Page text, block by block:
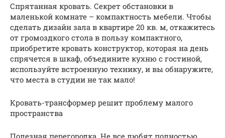
Спрятанная кровать. Секрет обстановки в
маленькой комнате – компактность мебели. Чтобы
сделать дизайн зала в квартире 20 кв. м, откажитесь
от громоздкого стола в пользу компактного,
приобретите кровать конструктор, которая на день
спрячется в шкаф, объедините кухню с гостиной,
используйте встроенную технику, и вы обнаружите,
что места в студии не так мало!
Кровать-трансформер решит проблему малого
пространства
Полезная перегородка. Не все любят полностью